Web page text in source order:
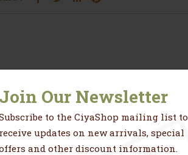
Join Our Newsletter
to the CiyaShop mailing list to
receive updates on new arrivals, special
and other discount information.